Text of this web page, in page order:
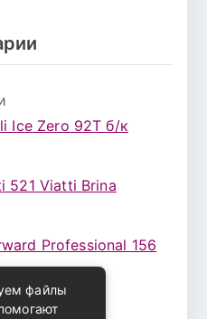
Ice Zero 92T б/к
521 Viatti Brina
Professional 156
файлы